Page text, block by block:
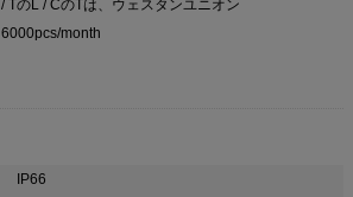
/ TのL / CのTは、ウェスタンユニオン
6000pcs/month
IP66